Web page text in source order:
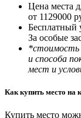
Цена места
от 1129000
Бесплатный
За особые
*стоимость
и способа
мест и
Как купить место на
Купить место